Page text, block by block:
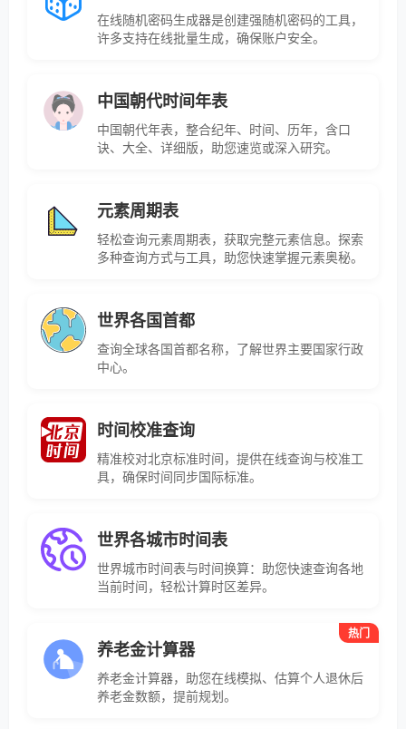
在线随机密码生成器是创建强随机密码的工具，
许多支持在线批量生成，确保账户安全。
中国朝代时间年表
中国朝代年表，整合纪年、时间、历年，含口
诀、大全、详细版，助您速览或深入研究。
元素周期表
轻松查询元素周期表，获取完整元素信息。探索
多种查询方式与工具，助您快速掌握元素奥秘。
世界各国首都
查询全球各国首都名称，了解世界主要国家行政
中心。
时间校准查询
精准校对北京标准时间，提供在线查询与校准工
具，确保时间同步国际标准。
世界各城市时间表
世界城市时间表与时间换算：助您快速查询各地
当前时间，轻松计算时区差异。
养老金计算器
养老金计算器，助您在线模拟、估算个人退休后
养老金数额，提前规划。
热门